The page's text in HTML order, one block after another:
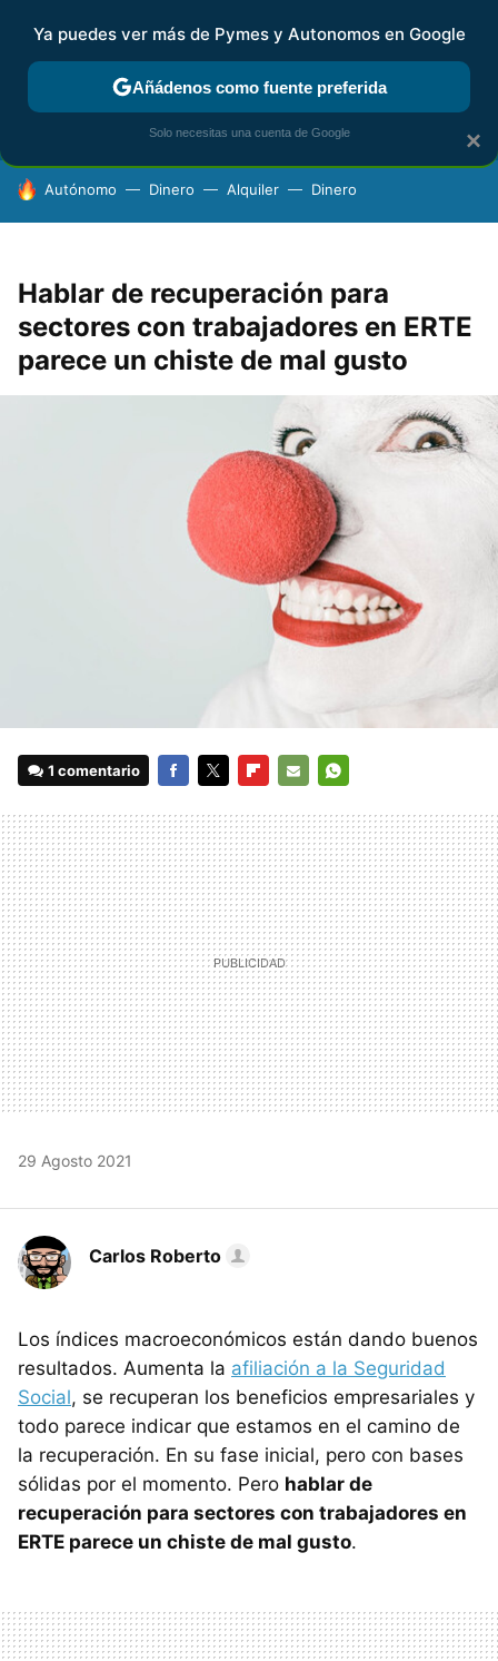
FISCALIDAD Y CONTABILIDAD KIT DIGITAL RENTA
HOY SE HABLA DE
Autónomo Dinero Alquiler Dinero
Hablar de recuperación para
sectores con trabajadores en ERTE
parece un chiste de mal gusto
1 comentario
MAIL
29 Agosto 2021
Carlos Roberto
Los índices macroeconómicos están dando buenos
resultados. Aumenta la afiliación a la Seguridad
Social, se recuperan los beneficios empresariales y
todo parece indicar que estamos en el camino de
la recuperación. En su fase inicial, pero con bases
sólidas por el momento. Pero hablar de
recuperación para sectores con trabajadores en
ERTE parece un chiste de mal gusto.
×
Ya puedes ver más de Pymes y Autonomos en Google
Añádenos como fuente preferida
Solo necesitas una cuenta de Google